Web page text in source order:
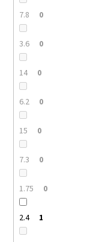
7.8 0
3.6 0
14 0
6.2 0
15 0
7.3 0
1.75 0
2.4 1